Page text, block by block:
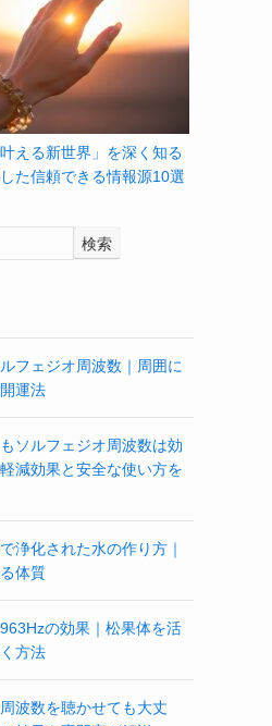
える新世界」を深く知る
た信頼できる情報源10選
検索
フェジオ周波数｜周囲に
運法
ソルフェジオ周波数は効
減効果と安全な使い方を
浄化された水の作り方｜
体質
の効果｜松果体を活
方法
波数を聴かせても大丈